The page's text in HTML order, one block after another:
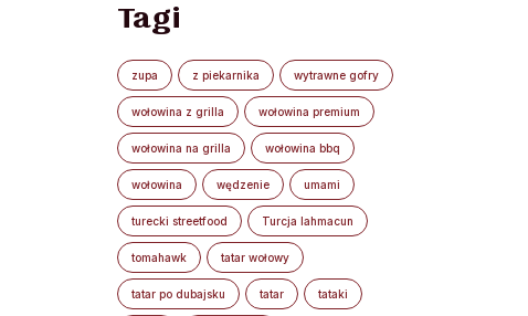
Tagi
zupa z piekarnika wytrawne gofry
wołowina z grilla wołowina premium
wołowina na grilla wołowina bbq
wołowina wędzenie umami
turecki streetfood Turcja lahmacun
tomahawk tatar wołowy
tatar po dubajsku tatar tataki